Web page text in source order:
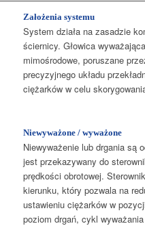
Założenia systemu
System działa na zasadzie
ściernicy. Głowica
mimośrodowe, poruszane
precyzyjnego układu
ciężarków w celu
Niewyważone / wyważone
Niewyważenie lub drgania są
jest przekazywany do
prędkości obrotowej.
kierunku, który pozwala na
ustawieniu ciężarków w
poziom drgań, cykl